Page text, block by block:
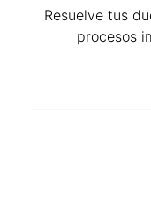
Resuelve tus
procesos